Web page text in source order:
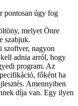
pontosan úgy fog
melyet Önre
szabjuk.
szoftver, nagyon
adnia arról, hogy
program. Az
főként ha
Amennyiben
díja van. Egy ilyen